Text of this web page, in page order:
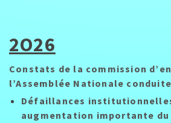
2O26
Constats de la commission
l’Assemblée Nationale conduite
Défaillances
augmentation importante du